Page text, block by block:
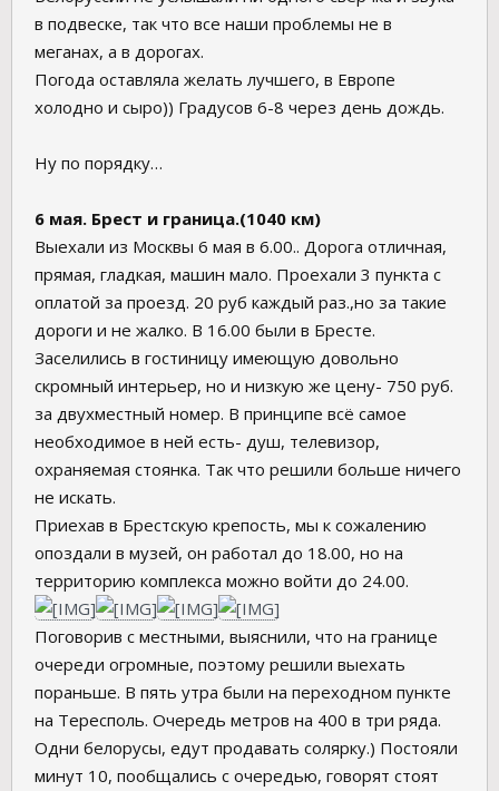
в подвеске, так что все наши проблемы не в
меганах, а в дорогах.
Погода оставляла желать лучшего, в Европе
холодно и сыро)) Градусов 6-8 через день дождь.
Ну по порядку…
6 мая. Брест и граница.(1040 км)
Выехали из Москвы 6 мая в 6.00.. Дорога отличная,
прямая, гладкая, машин мало. Проехали 3 пункта с
оплатой за проезд. 20 руб каждый раз.,но за такие
дороги и не жалко. В 16.00 были в Бресте.
Заселились в гостиницу имеющую довольно
скромный интерьер, но и низкую же цену- 750 руб.
за двухместный номер. В принципе всё самое
необходимое в ней есть- душ, телевизор,
охраняемая стоянка. Так что решили больше ничего
не искать.
Приехав в Брестскую крепость, мы к сожалению
опоздали в музей, он работал до 18.00, но на
территорию комплекса можно войти до 24.00.
Поговорив с местными, выяснили, что на границе
очереди огромные, поэтому решили выехать
пораньше. В пять утра были на переходном пункте
на Тересполь. Очередь метров на 400 в три ряда.
Одни белорусы, едут продавать солярку.) Постояли
минут 10, пообщались с очередью, говорят стоят